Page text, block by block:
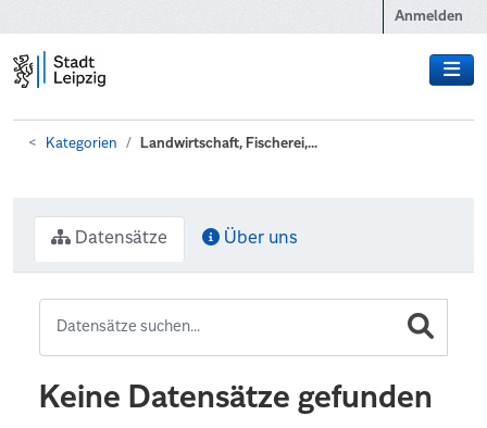
Anmelden
Kategorien Landwirtschaft, Fischerei,...
Datensätze Über uns
Keine Datensätze gefunden